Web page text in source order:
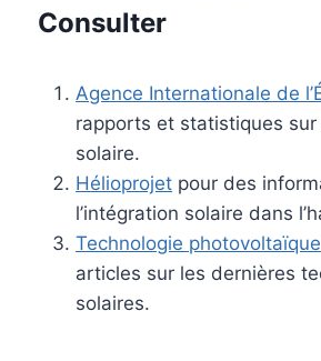
Consulter
Agence Internationale de
rapports et statistiques sur
solaire.
Hélioprojet pour des
l’intégration solaire dans
Technologie photovoltaïque
articles sur les dernières
solaires.